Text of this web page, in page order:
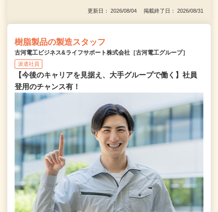
更新日： 2026/08/04 掲載終了日： 2026/08/31
樹脂製品の製造スタッフ
古河電工ビジネス&ライフサポート株式会社［古河電工グループ］
派遣社員
【今後のキャリアを見据え、大手グループで働く】社員
登用のチャンス有！